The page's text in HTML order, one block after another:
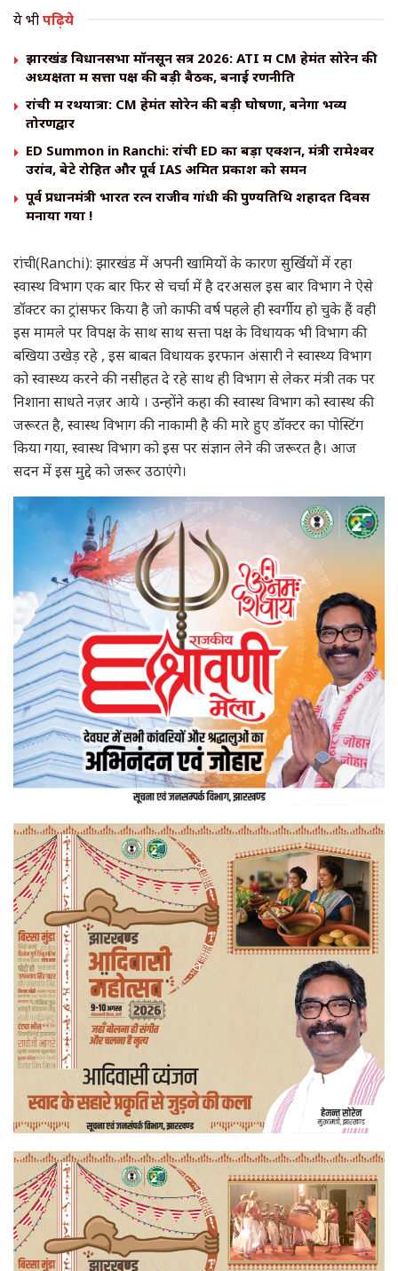
ये भीपढ़िये
झारखंड विधानसभा मॉनसून सत्र 2026: ATI में CM हेमंत सोरेन की
अध्यक्षता में सत्ता पक्ष की बड़ी बैठक, बनाई रणनीति
रांची में रथयात्रा: CM हेमंत सोरेन की बड़ी घोषणा, बनेगा भव्य
तोरणद्वार
ED Summon in Ranchi: रांची ED का बड़ा एक्शन, मंत्री रामेश्वर
उरांव, बेटे रोहित और पूर्व IAS अमित प्रकाश को समन
पूर्व प्रधानमंत्री भारत रत्न राजीव गांधी की पुण्यतिथि शहादत दिवस
मनाया गया !
रांची(Ranchi): झारखंड में अपनी खामियों के कारण सुर्खियों में रहा
स्वास्थ विभाग एक बार फिर से चर्चा में है दरअसल इस बार विभाग ने ऐसे
डॉक्टर का ट्रांसफर किया है जो काफी वर्ष पहले ही स्वर्गीय हो चुके हैं वही
इस मामले पर विपक्ष के साथ साथ सत्ता पक्ष के विधायक भी विभाग की
बखिया उखेड़ रहे , इस बाबत विधायक इरफान अंसारी ने स्वास्थ्य विभाग
को स्वास्थ्य करने की नसीहत दे रहे साथ ही विभाग से लेकर मंत्री तक पर
निशाना साधते नज़र आये । उन्होंने कहा की स्वास्थ विभाग को स्वास्थ की
जरूरत है, स्वास्थ विभाग की नाकामी है की मारे हुए डॉक्टर का पोस्टिंग
किया गया, स्वास्थ विभाग को इस पर संज्ञान लेने की जरूरत है। आज
सदन में इस मुद्दे को जरूर उठाएंगे।